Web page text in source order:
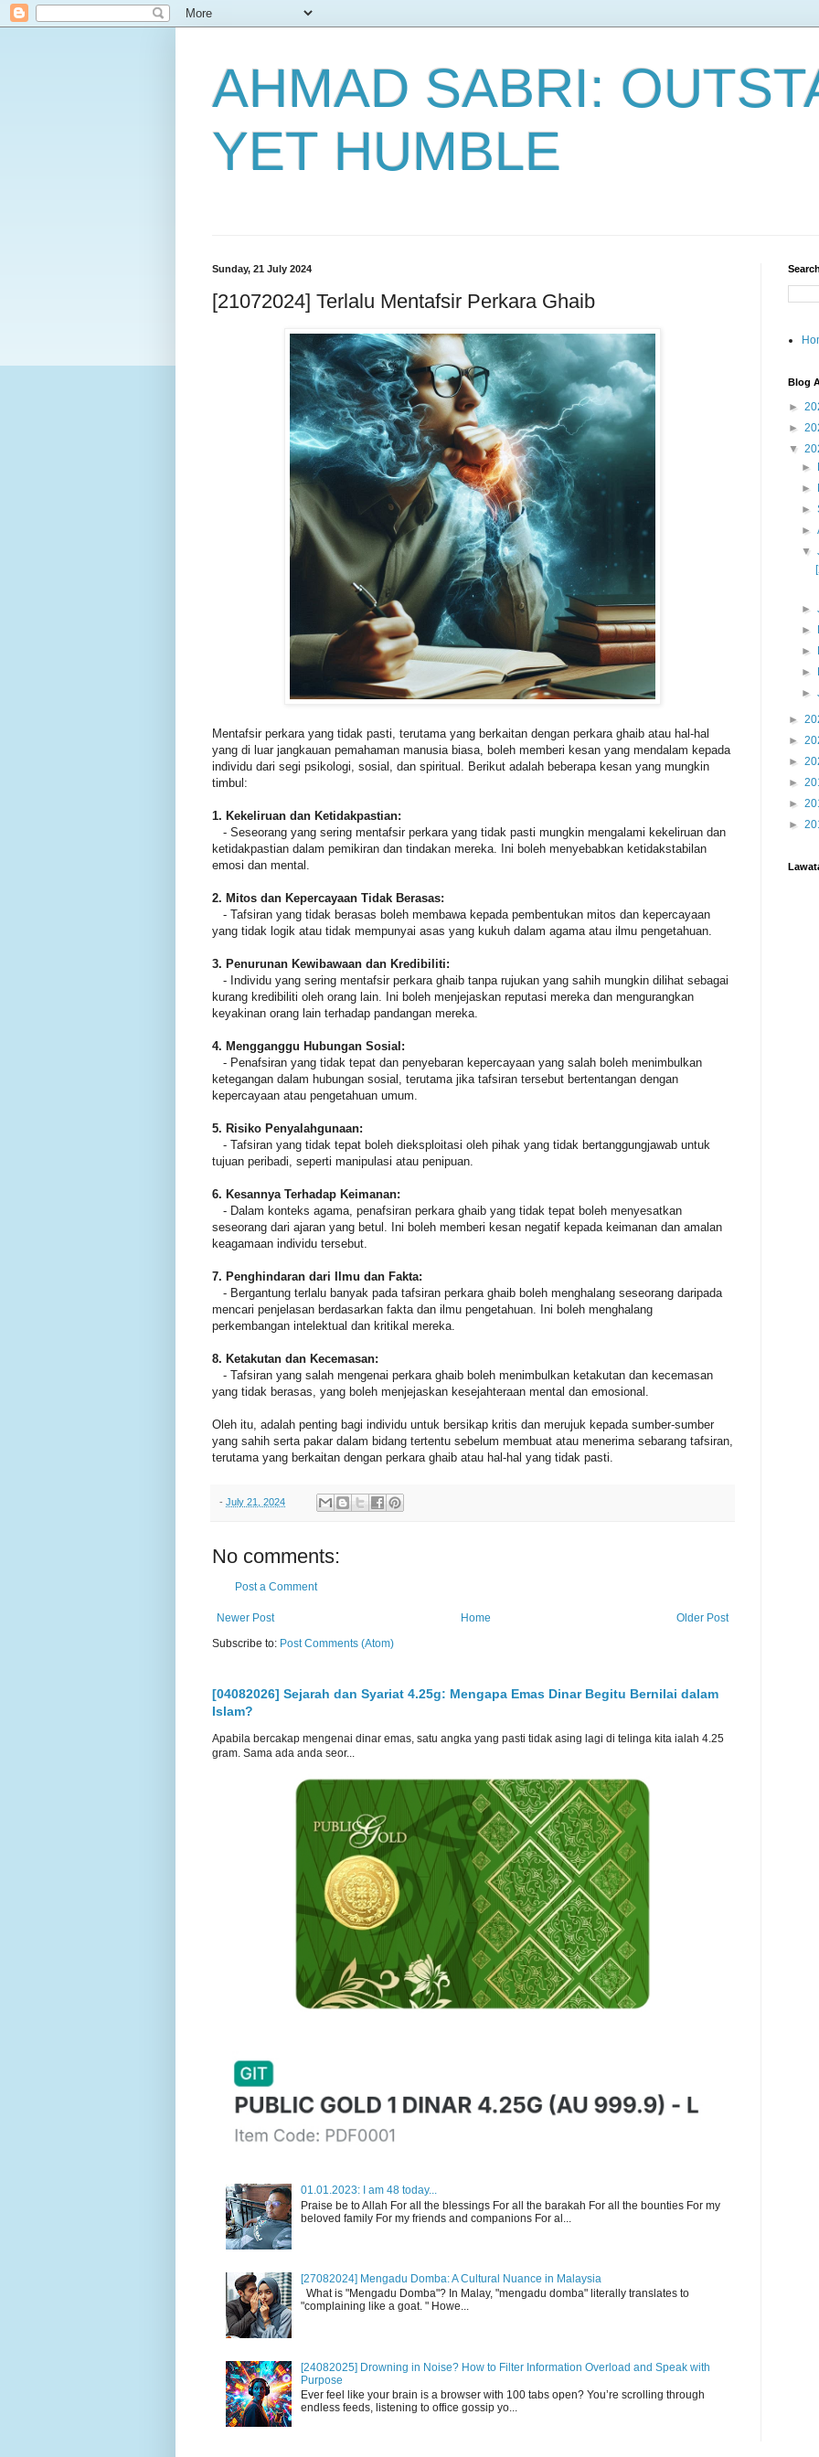
AHMAD SABRI:
YET HUMBLE
Sunday, 21 July 2024
[21072024] Terlalu Mentafsir Perkara Ghaib
Mentafsir perkara yang tidak pasti, terutama yang berkaitan dengan perkara ghaib atau hal-hal
yang di luar jangkauan pemahaman manusia biasa, boleh memberi kesan yang mendalam kepada
individu dari segi psikologi, sosial, dan spiritual. Berikut adalah beberapa kesan yang mungkin
timbul:
1. Kekeliruan dan Ketidakpastian:
- Seseorang yang sering mentafsir perkara yang tidak pasti mungkin mengalami kekeliruan dan
ketidakpastian dalam pemikiran dan tindakan mereka. Ini boleh menyebabkan ketidakstabilan
emosi dan mental.
2. Mitos dan Kepercayaan Tidak Berasas:
- Tafsiran yang tidak berasas boleh membawa kepada pembentukan mitos dan kepercayaan
yang tidak logik atau tidak mempunyai asas yang kukuh dalam agama atau ilmu pengetahuan.
3. Penurunan Kewibawaan dan Kredibiliti:
- Individu yang sering mentafsir perkara ghaib tanpa rujukan yang sahih mungkin dilihat sebagai
kurang kredibiliti oleh orang lain. Ini boleh menjejaskan reputasi mereka dan mengurangkan
keyakinan orang lain terhadap pandangan mereka.
4. Mengganggu Hubungan Sosial:
- Penafsiran yang tidak tepat dan penyebaran kepercayaan yang salah boleh menimbulkan
ketegangan dalam hubungan sosial, terutama jika tafsiran tersebut bertentangan dengan
kepercayaan atau pengetahuan umum.
5. Risiko Penyalahgunaan:
- Tafsiran yang tidak tepat boleh dieksploitasi oleh pihak yang tidak bertanggungjawab untuk
tujuan peribadi, seperti manipulasi atau penipuan.
6. Kesannya Terhadap Keimanan:
- Dalam konteks agama, penafsiran perkara ghaib yang tidak tepat boleh menyesatkan
seseorang dari ajaran yang betul. Ini boleh memberi kesan negatif kepada keimanan dan amalan
keagamaan individu tersebut.
7. Penghindaran dari Ilmu dan Fakta:
- Bergantung terlalu banyak pada tafsiran perkara ghaib boleh menghalang seseorang daripada
mencari penjelasan berdasarkan fakta dan ilmu pengetahuan. Ini boleh menghalang
perkembangan intelektual dan kritikal mereka.
8. Ketakutan dan Kecemasan:
- Tafsiran yang salah mengenai perkara ghaib boleh menimbulkan ketakutan dan kecemasan
yang tidak berasas, yang boleh menjejaskan kesejahteraan mental dan emosional.
Oleh itu, adalah penting bagi individu untuk bersikap kritis dan merujuk kepada sumber-sumber
yang sahih serta pakar dalam bidang tertentu sebelum membuat atau menerima sebarang tafsiran,
terutama yang berkaitan dengan perkara ghaib atau hal-hal yang tidak pasti.
- July 21, 2024
No comments:
Post a Comment
Newer Post Older Post
Home
Subscribe to: Post Comments (Atom)
[04082026] Sejarah dan Syariat 4.25g: Mengapa Emas Dinar Begitu Bernilai dalam
Islam?
Apabila bercakap mengenai dinar emas, satu angka yang pasti tidak asing lagi di telinga kita ialah 4.25
gram. Sama ada anda seor...
01.01.2023: I am 48 today...
Praise be to Allah For all the blessings For all the barakah For all the bounties For my
beloved family For my friends and companions For al...
[27082024] Mengadu Domba: A Cultural Nuance in Malaysia
What is "Mengadu Domba"? In Malay, "mengadu domba" literally translates to
"complaining like a goat. " Howe...
[24082025] Drowning in Noise? How to Filter Information Overload and Speak with
Purpose
Ever feel like your brain is a browser with 100 tabs open? You’re scrolling through
endless feeds, listening to office gossip yo...
Blog
►
►
▼
►
►
►
►
▼
►
►
►
►
►
►
►
►
►
►
►